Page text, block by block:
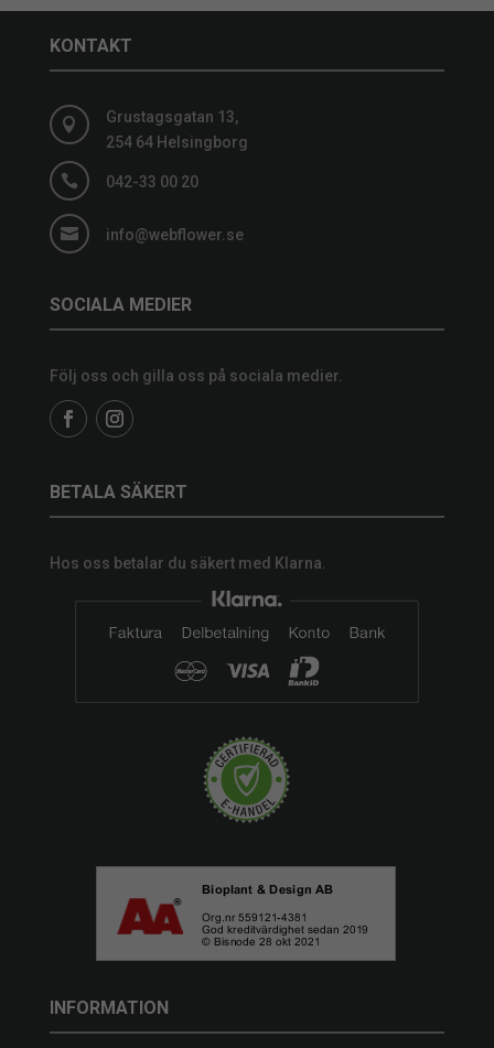
KONTAKT

Grustagsgatan 13,
254 64 Helsingborg
 042-33 00 20
 info@webflower.se
SOCIALA MEDIER
Följ oss och gilla oss på sociala medier.
BETALA SÄKERT
Hos oss betalar du säkert med Klarna.
INFORMATION